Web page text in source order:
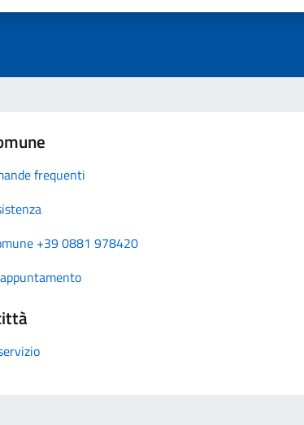
frequenti
+39 0881 978420